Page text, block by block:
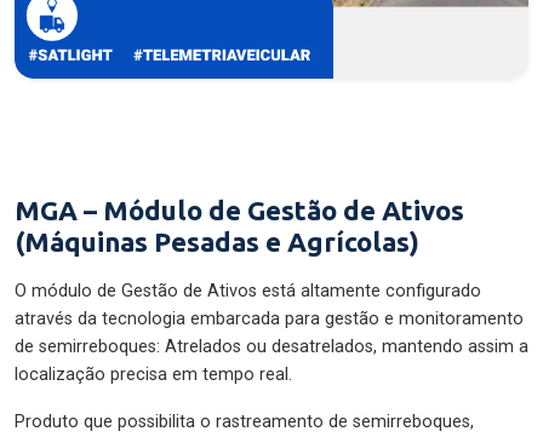
MGA – Módulo de Gestão de Ativos
(Máquinas Pesadas e Agrícolas)
O módulo de Gestão de Ativos está altamente configurado
através da tecnologia embarcada para gestão e monitoramento
de semirreboques: Atrelados ou desatrelados, mantendo assim a
localização precisa em tempo real.
Produto que possibilita o rastreamento de semirreboques,